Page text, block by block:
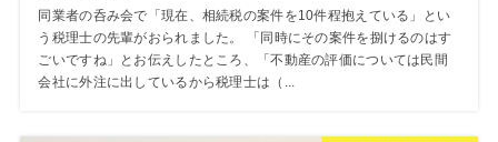
同業者の呑み会で「現在、相続税の案件を10件程抱えている」とい
う税理士の先輩がおられました。 「同時にその案件を捌けるのはす
ごいですね」とお伝えしたところ、「不動産の評価については民間
会社に外注に出しているから税理士は（...